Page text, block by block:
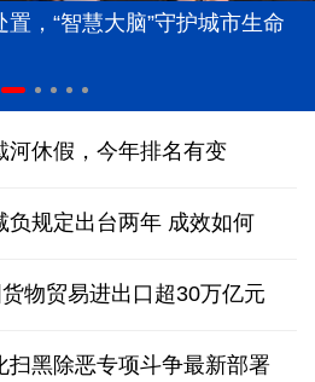
，“智慧大脑”守护城市生命
河休假，今年排名有变
负规定出台两年 成效如何
物贸易进出口超30万亿元
扫黑除恶专项斗争最新部署